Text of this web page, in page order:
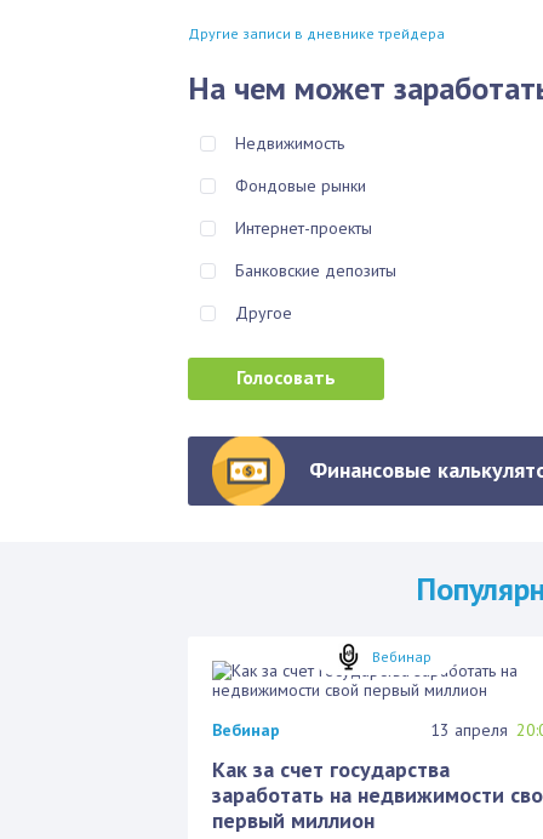
Другие записи в дневнике трейдера
На чем может
Недвижимость
Фондовые рынки
Интернет-проекты
Банковские депозиты
Другое
Финансовые
Вебинар
Вебинар 13 апреля
Как за счет государства
заработать на недвижимости
первый миллион